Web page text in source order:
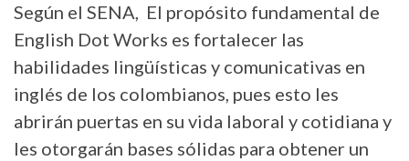
Según el SENA, El propósito fundamental de
English Dot Works es fortalecer las
habilidades lingüísticas y comunicativas en
inglés de los colombianos, pues esto les
abrirán puertas en su vida laboral y cotidiana y
les otorgarán bases sólidas para obtener un